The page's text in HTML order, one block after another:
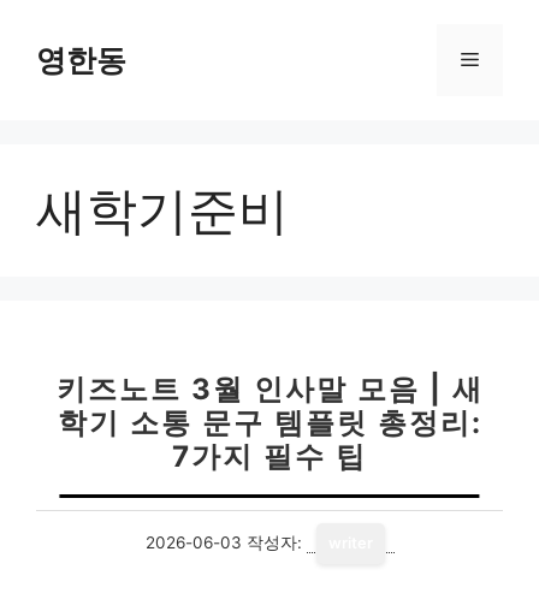
영한동 메
새학기준비
키즈노트 3월 인사말 모음 | 새
학기 소통 문구 템플릿 총정리:
7가지 필수 팁
2026-06-03 작성자: